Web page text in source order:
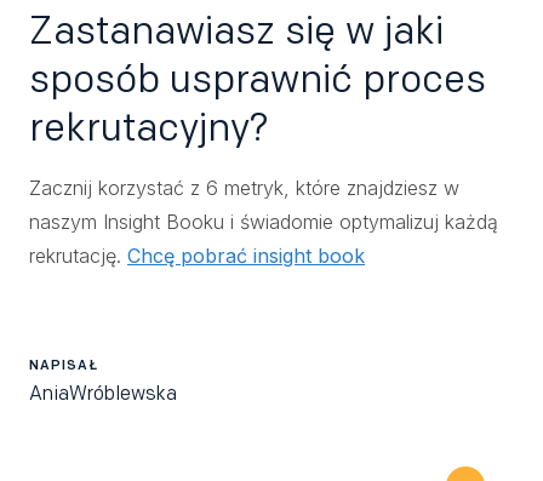
Zastanawiasz się w jaki
sposób usprawnić proces
rekrutacyjny?
Zacznij korzystać z 6 metryk, które znajdziesz w
naszym Insight Booku i świadomie optymalizuj każdą
rekrutację. Chcę pobrać insight book
NAPISAŁ
AniaWróblewska